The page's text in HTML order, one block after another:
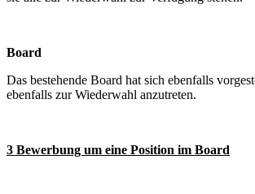
Board
Das bestehende Board hat sich ebenfalls
ebenfalls zur Wiederwahl anzutreten.
3 Bewerbung um eine Position im Board